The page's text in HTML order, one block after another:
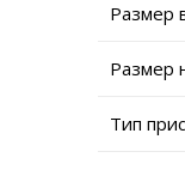
Размер
Размер
Тип